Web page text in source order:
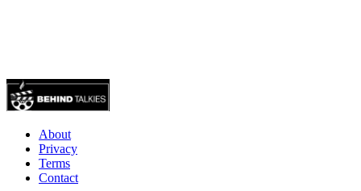
About
Privacy
Terms
Contact